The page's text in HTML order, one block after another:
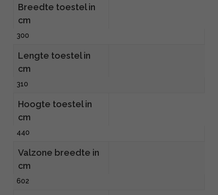
Breedte toestel in
cm
300
Lengte toestel in
cm
310
Hoogte toestel in
cm
440
Valzone breedte in
cm
602